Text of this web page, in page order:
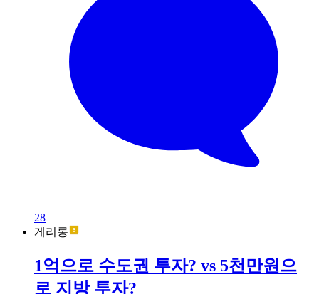
28
게리롱
1억으로 수도권 투자? vs 5천만원으
로 지방 투자?